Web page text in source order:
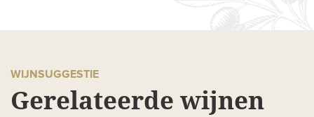
WIJNSUGGESTIE
Gerelateerde wijnen